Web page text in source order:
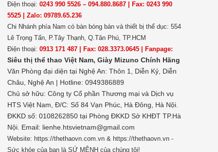
Điện thoại: 0243 990 5526 – 094.880.8687 | Fax: 0243 990
5525 | Zalo: 09789.65.236
Chi Nhánh phía Nam có bàn bóng bàn và thiết bị thể dục: 554
Lê Trọng Tấn, P.Tây Thạnh, Q.Tân Phú, TP.HCM
Điện thoại: 0913 171 487 | Fax: 028.3373.0645 | Fanpage:
Siêu thị thể thao Việt Nam, Giày Mizuno Chính Hãng
Văn Phòng đại diện tại Nghệ An: Thôn 1, Diễn Kỷ, Diễn
Châu, Nghệ An | Hotline: 0949386889
Chủ sở hữu: Công ty Cổ phần Thương mại và Dịch vụ
HTS Việt Nam, Đ/C: Số 84 Vạn Phúc, Hà Đông, Hà Nội.
ĐKKD số: 0108262850 tại Phòng ĐKKD Sở KHĐT TP.Hà
Nội. Email: lienhe.htsvietnam@gmail.com
Website: https://thethaovn.com.vn & https://thethaovn.vn -
Sức khỏe của bạn là SỨ MỆNH của chúng tôi!